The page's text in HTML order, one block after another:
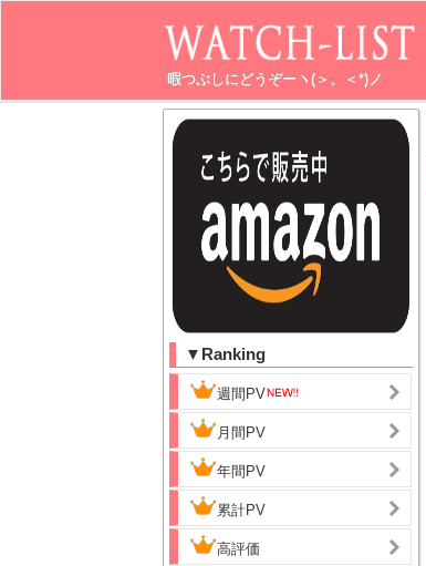
暇つぶしにどうぞーヽ(＞。＜*)ノ
▼Ranking
週間PV
月間PV
年間PV
累計PV
高評価